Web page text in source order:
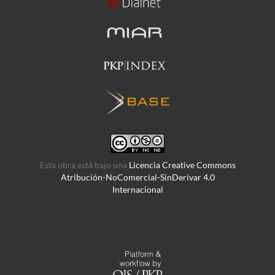
Esta obra está bajo una Licencia Creative Commons
Atribución-NoComercial-SinDerivar 4.0
Internacional